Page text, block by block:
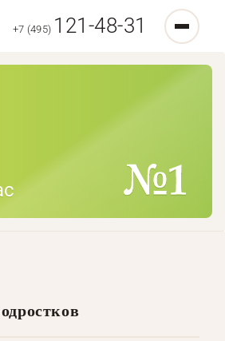
+7 (495) 121-48-31